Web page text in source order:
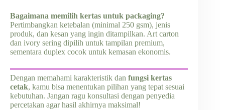
Bagaimana memilih kertas untuk packaging?
Pertimbangkan ketebalan (minimal 250 gsm), jenis
produk, dan kesan yang ingin ditampilkan. Art carton
dan ivory sering dipilih untuk tampilan premium,
sementara duplex cocok untuk kemasan ekonomis.
Dengan memahami karakteristik dan fungsi kertas
cetak, kamu bisa menentukan pilihan yang tepat sesuai
kebutuhan. Jangan ragu konsultasi dengan penyedia
percetakan agar hasil akhirnya maksimal!